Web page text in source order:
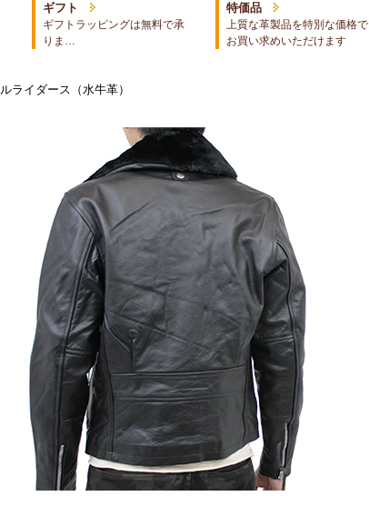
ギフト
ギフトラッピングは無料で承
りま…
特価品
上質な革製品を特別な価格で
お買い求めいただけます
ライダース（水牛革）